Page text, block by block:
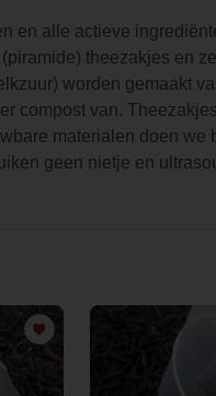
en alle actieve
theezakjes en
worden gemaakt
compost van.
materialen doen we
geen nietje en